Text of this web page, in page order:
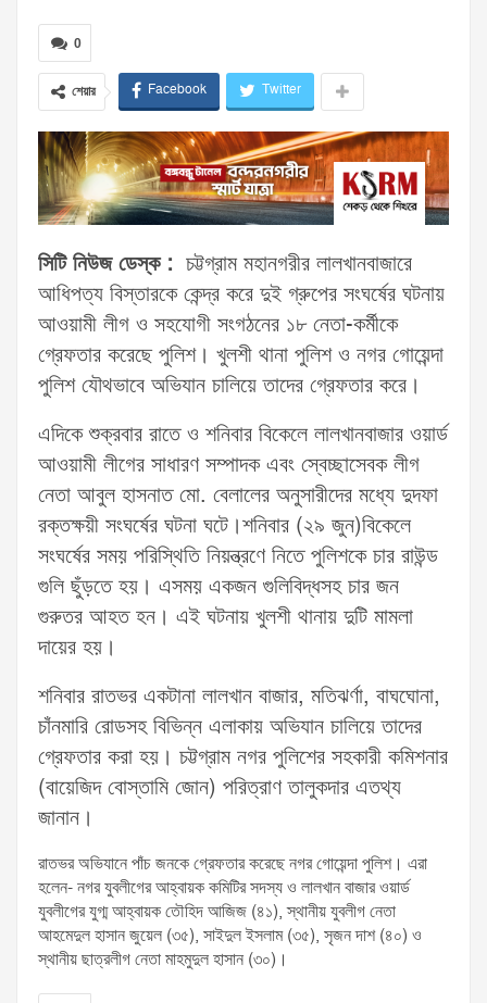
0
শেয়ার Facebook Twitter
সিটি নিউজ ডেস্ক : চট্টগ্রাম মহানগরীর লালখানবাজারে
আধিপত্য বিস্তারকে কেন্দ্র করে দুই গ্রুপের সংঘর্ষের ঘটনায়
আওয়ামী লীগ ও সহযোগী সংগঠনের ১৮ নেতা-কর্মীকে
গ্রেফতার করেছে পুলিশ। খুলশী থানা পুলিশ ও নগর গোয়েন্দা
পুলিশ যৌথভাবে অভিযান চালিয়ে তাদের গ্রেফতার করে।
এদিকে শুক্রবার রাতে ও শনিবার বিকেলে লালখানবাজার ওয়ার্ড
আওয়ামী লীগের সাধারণ সম্পাদক এবং স্বেচ্ছাসেবক লীগ
নেতা আবুল হাসনাত মো. বেলালের অনুসারীদের মধ্যে দুদফা
রক্তক্ষয়ী সংঘর্ষের ঘটনা ঘটে।শনিবার (২৯ জুন)বিকেলে
সংঘর্ষের সময় পরিস্থিতি নিয়ন্ত্রণে নিতে পুলিশকে চার রাউন্ড
গুলি ছুঁড়তে হয়। এসময় একজন গুলিবিদ্ধসহ চার জন
গুরুতর আহত হন। এই ঘটনায় খুলশী থানায় দুটি মামলা
দায়ের হয়।
শনিবার রাতভর একটানা লালখান বাজার, মতিঝর্ণা, বাঘঘোনা,
চাঁনমারি রোডসহ বিভিন্ন এলাকায় অভিযান চালিয়ে তাদের
গ্রেফতার করা হয়। চট্টগ্রাম নগর পুলিশের সহকারী কমিশনার
(বায়েজিদ বোস্তামি জোন) পরিত্রাণ তালুকদার এতথ্য
জানান।
রাতভর অভিযানে পাঁচ জনকে গ্রেফতার করেছে নগর গোয়েন্দা পুলিশ। এরা
হলেন- নগর যুবলীগের আহ্বায়ক কমিটির সদস্য ও লালখান বাজার ওয়ার্ড
যুবলীগের যুগ্ম আহ্বায়ক তৌহিদ আজিজ (৪১), স্থানীয় যুবলীগ নেতা
আহমেদুল হাসান জুয়েল (৩৫), সাইদুল ইসলাম (৩৫), সৃজন দাশ (৪০) ও
স্থানীয় ছাত্রলীগ নেতা মাহমুদুল হাসান (৩০)।